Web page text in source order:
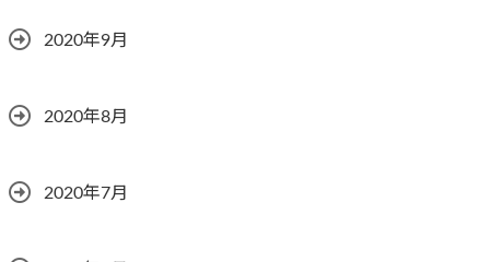
2020年9月
2020年8月
2020年7月